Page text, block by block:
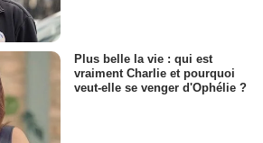
Plus belle la vie : qui est
vraiment Charlie et pourquoi
veut-elle se venger d'Ophélie ?